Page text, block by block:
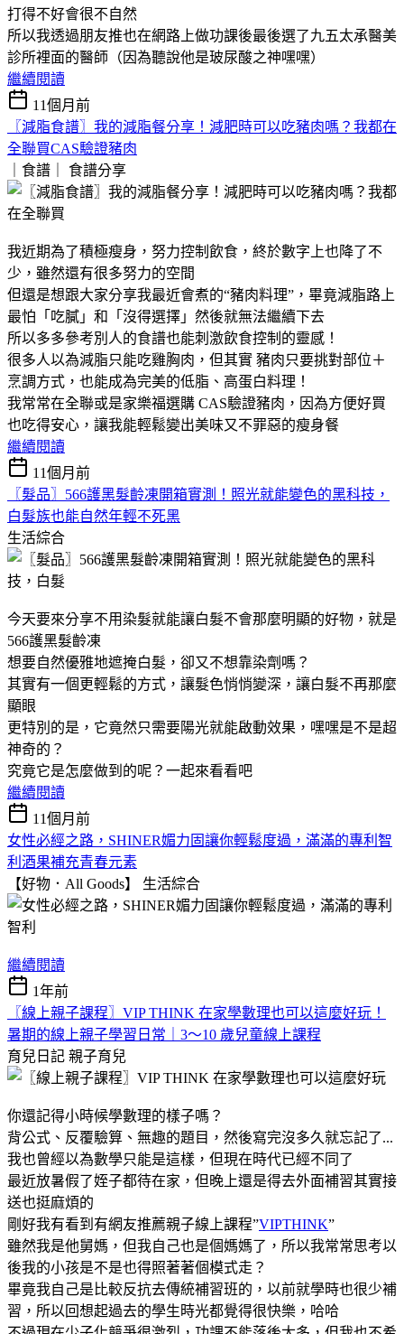
打得不好會很不自然
所以我透過朋友推也在網路上做功課後最後選了九五太承醫美
診所裡面的醫師（因為聽說他是玻尿酸之神嘿嘿）
繼續閱讀
11個月前
〖減脂食譜〗我的減脂餐分享！減肥時可以吃豬肉嗎？我都在
全聯買CAS驗證豬肉
｜食譜｜ 食譜分享
我近期為了積極瘦身，努力控制飲食，終於數字上也降了不
少，雖然還有很多努力的空間
但還是想跟大家分享我最近會煮的“豬肉料理”，畢竟減脂路上
最怕「吃膩」和「沒得選擇」然後就無法繼續下去
所以多多參考別人的食譜也能刺激飲食控制的靈感！
很多人以為減脂只能吃雞胸肉，但其實 豬肉只要挑對部位＋
烹調方式，也能成為完美的低脂、高蛋白料理！
我常常在全聯或是家樂福選購 CAS驗證豬肉，因為方便好買
也吃得安心，讓我能輕鬆變出美味又不罪惡的瘦身餐
繼續閱讀
11個月前
〖髮品〗566護黑髮齡凍開箱實測！照光就能變色的黑科技，
白髮族也能自然年輕不死黑
生活綜合
今天要來分享不用染髮就能讓白髮不會那麼明顯的好物，就是
566護黑髮齡凍
想要自然優雅地遮掩白髮，卻又不想靠染劑嗎？
其實有一個更輕鬆的方式，讓髮色悄悄變深，讓白髮不再那麼
顯眼
更特別的是，它竟然只需要陽光就能啟動效果，嘿嘿是不是超
神奇的？
究竟它是怎麼做到的呢？一起來看看吧
繼續閱讀
11個月前
女性必經之路，SHINER媚力固讓你輕鬆度過，滿滿的專利智
利酒果補充青春元素
【好物．All Goods】 生活綜合
繼續閱讀
1年前
〖線上親子課程〗VIP THINK 在家學數理也可以這麼好玩！
暑期的線上親子學習日常｜3～10 歲兒童線上課程
育兒日記 親子育兒
你還記得小時候學數理的樣子嗎？
背公式、反覆驗算、無趣的題目，然後寫完沒多久就忘記了...
我也曾經以為數學只能是這樣，但現在時代已經不同了
最近放暑假了姪子都待在家，但晚上還是得去外面補習其實接
送也挺麻煩的
剛好我有看到有網友推薦親子線上課程”VIPTHINK”
雖然我是他舅媽，但我自己也是個媽媽了，所以我常常思考以
後我的小孩是不是也得照著著個模式走？
畢竟我自己是比較反抗去傳統補習班的，以前就學時也很少補
習，所以回想起過去的學生時光都覺得很快樂，哈哈